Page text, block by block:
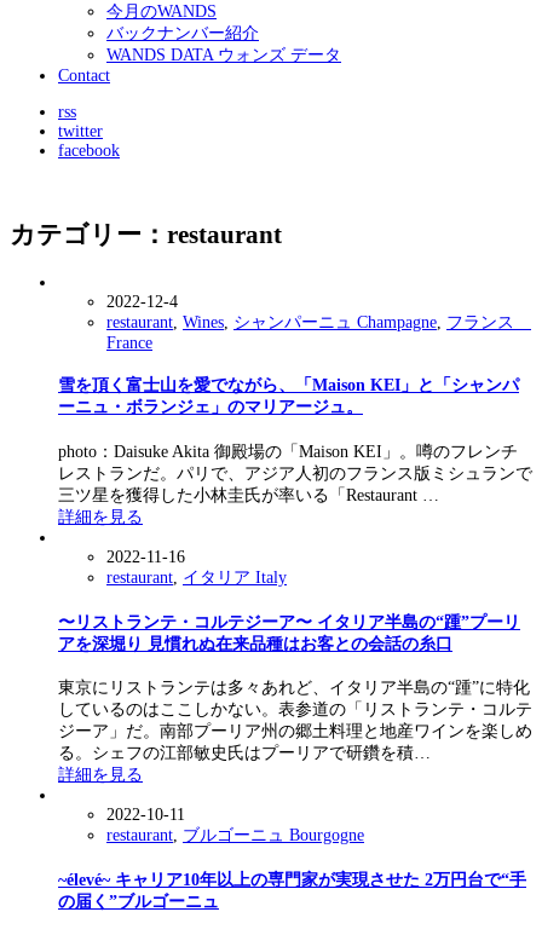
今月のWANDS
バックナンバー紹介
WANDS DATA ウォンズ データ
Contact
rss
twitter
facebook
カテゴリー：restaurant
2022-12-4
restaurant Wines シャンパーニュ Champagne フランス
France
雪を頂く富士山を愛でながら、「Maison KEI」と「シャンパ
ーニュ・ボランジェ」のマリアージュ。
photo：Daisuke Akita 御殿場の「Maison KEI」。噂のフレンチ
レストランだ。パリで、アジア人初のフランス版ミシュランで
三ツ星を獲得した小林圭氏が率いる「Restaurant …
詳細を見る
2022-11-16
restaurant イタリア Italy
〜リストランテ・コルテジーア〜 イタリア半島の“踵”プーリ
アを深堀り 見慣れぬ在来品種はお客との会話の糸口
東京にリストランテは多々あれど、イタリア半島の“踵”に特化
しているのはここしかない。表参道の「リストランテ・コルテ
ジーア」だ。南部プーリア州の郷土料理と地産ワインを楽しめ
る。シェフの江部敏史氏はプーリアで研鑽を積…
詳細を見る
2022-10-11
restaurant, ブルゴーニュ Bourgogne
~élevé~ キャリア10年以上の専門家が実現させた 2万円台で“手
の届く”ブルゴーニュ